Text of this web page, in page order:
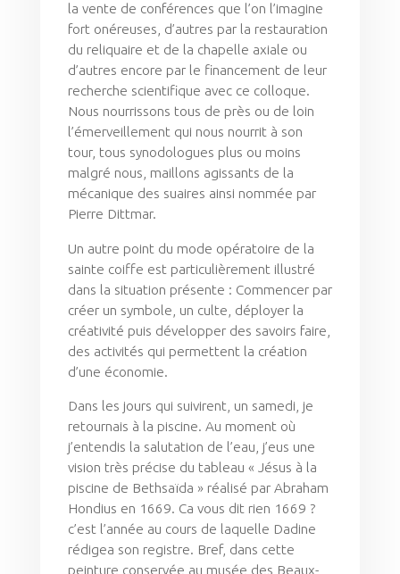
la vente de conférences que l’on l’imagine
fort onéreuses, d’autres par la restauration
du reliquaire et de la chapelle axiale ou
d’autres encore par le financement de leur
recherche scientifique avec ce colloque.
Nous nourrissons tous de près ou de loin
l’émerveillement qui nous nourrit à son
tour, tous synodologues plus ou moins
malgré nous, maillons agissants de la
mécanique des suaires ainsi nommée par
Pierre Dittmar.
Un autre point du mode opératoire de la
sainte coiffe est particulièrement illustré
dans la situation présente : Commencer par
créer un symbole, un culte, déployer la
créativité puis développer des savoirs faire,
des activités qui permettent la création
d’une économie.
Dans les jours qui suivirent, un samedi, je
retournais à la piscine. Au moment où
j’entendis la salutation de l’eau, j’eus une
vision très précise du tableau « Jésus à la
piscine de Bethsaïda » réalisé par Abraham
Hondius en 1669. Ca vous dit rien 1669 ?
c’est l’année au cours de laquelle Dadine
rédigea son registre. Bref, dans cette
peinture conservée au musée des Beaux-